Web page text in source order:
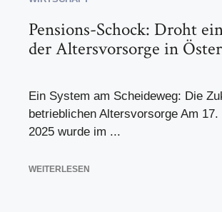
Pensions-Schock: Droht
der Altersvorsorge in
Ein System am Scheideweg: Die
betrieblichen Altersvorsorge Am 17.
2025 wurde im ...
WEITERLESEN